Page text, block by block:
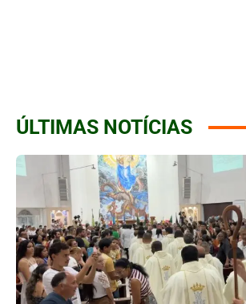
ÚLTIMAS NOTÍCIAS